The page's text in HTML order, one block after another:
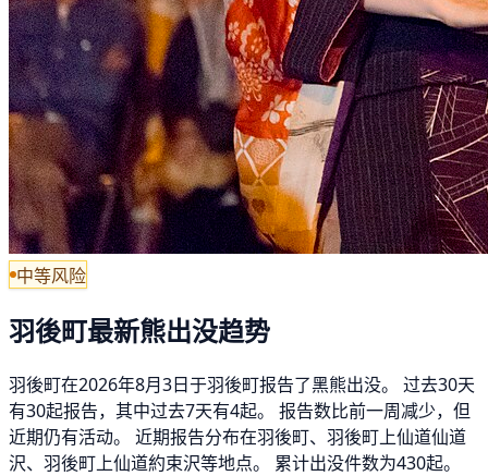
中等风险
羽後町最新熊出没趋势
羽後町在2026年8月3日于羽後町报告了黑熊出没。 过去30天
有30起报告，其中过去7天有4起。 报告数比前一周减少，但
近期仍有活动。 近期报告分布在羽後町、羽後町上仙道仙道
沢、羽後町上仙道約束沢等地点。 累计出没件数为430起。